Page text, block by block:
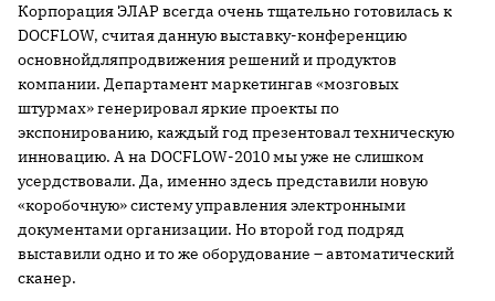
Корпорация ЭЛАР всегда очень тщательно готовилась к
DOCFLOW, считая данную выставку-конференцию
основнойдляпродвижения решений и продуктов
компании. Департамент маркетингав «мозговых
штурмах» генерировал яркие проекты по
экспонированию, каждый год презентовал техническую
инновацию. А на DOCFLOW-2010 мы уже не слишком
усердствовали. Да, именно здесь представили новую
«коробочную» систему управления электронными
документами организации. Но второй год подряд
выставили одно и то же оборудование –автоматический
сканер.